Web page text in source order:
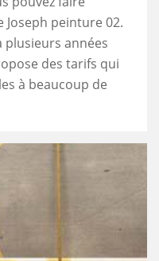
Joseph peinture 02.
années
des tarifs qui
à beaucoup de